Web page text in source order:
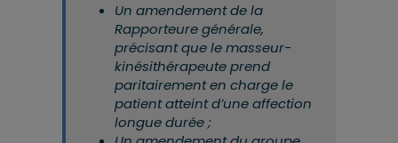
Un amendement de la
Rapporteure générale,
précisant que le masseur-
kinésithérapeute prend
paritairement en charge le
patient atteint d’une affection
longue durée ;